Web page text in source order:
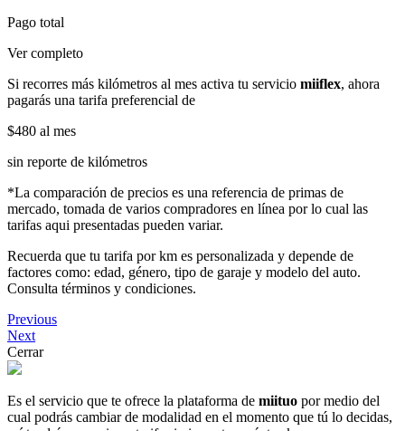
Pago total
Ver completo
Si recorres más kilómetros al mes activa tu servicio miiflex, ahora
pagarás una tarifa preferencial de
$480 al mes
sin reporte de kilómetros
*La comparación de precios es una referencia de primas de
mercado, tomada de varios compradores en línea por lo cual las
tarifas aqui presentadas pueden variar.
Recuerda que tu tarifa por km es personalizada y depende de
factores como: edad, género, tipo de garaje y modelo del auto.
Consulta términos y condiciones.
Previous
Next
Cerrar
Es el servicio que te ofrece la plataforma de miituo por medio del
cual podrás cambiar de modalidad en el momento que tú lo decidas,